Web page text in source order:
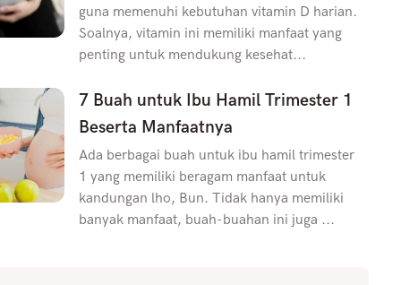
guna memenuhi kebutuhan vitamin D harian.
Soalnya, vitamin ini memiliki manfaat yang
penting untuk mendukung kesehat...
7 Buah untuk Ibu Hamil Trimester 1
Beserta Manfaatnya
Ada berbagai buah untuk ibu hamil trimester
1 yang memiliki beragam manfaat untuk
kandungan lho, Bun. Tidak hanya memiliki
banyak manfaat, buah-buahan ini juga ...